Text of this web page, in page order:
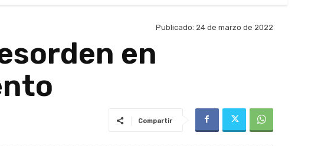
Publicado: 24 de marzo de 2022
en
Compartir